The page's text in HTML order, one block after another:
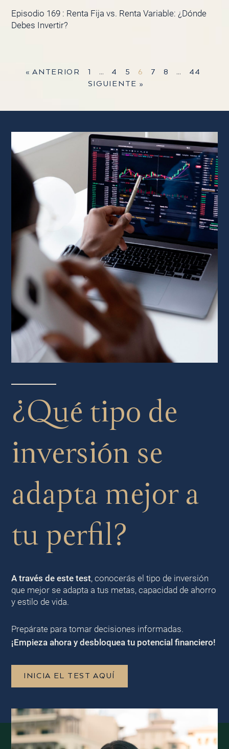
Episodio 169 : Renta Fija vs. Renta Variable: ¿Dónde
Debes Invertir?
« ANTERIOR 1 … 4 5 6 7 8 …
44
SIGUIENTE »
¿Qué tipo de
inversión se
adapta mejor a
tu perfil?
A través de este test, conocerás el tipo de inversión
que mejor se adapta a tus metas, capacidad de ahorro
y estilo de vida.
Prepárate para tomar decisiones informadas.
¡Empieza ahora y desbloquea tu potencial financiero!
INICIA EL TEST AQUÍ